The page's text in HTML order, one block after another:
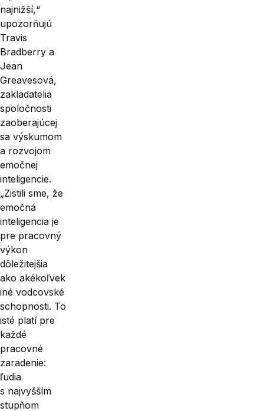
najnižší,“
upozorňujú
Travis
Bradberry a
Jean
Greavesová,
zakladatelia
spoločnosti
zaoberajúcej
sa výskumom
a rozvojom
emočnej
inteligencie.
„Zistili sme, že
emočná
inteligencia je
pre pracovný
výkon
dôležitejšia
ako akékoľvek
iné vodcovské
schopnosti. To
isté platí pre
každé
pracovné
zaradenie:
ľudia
s najvyšším
stupňom